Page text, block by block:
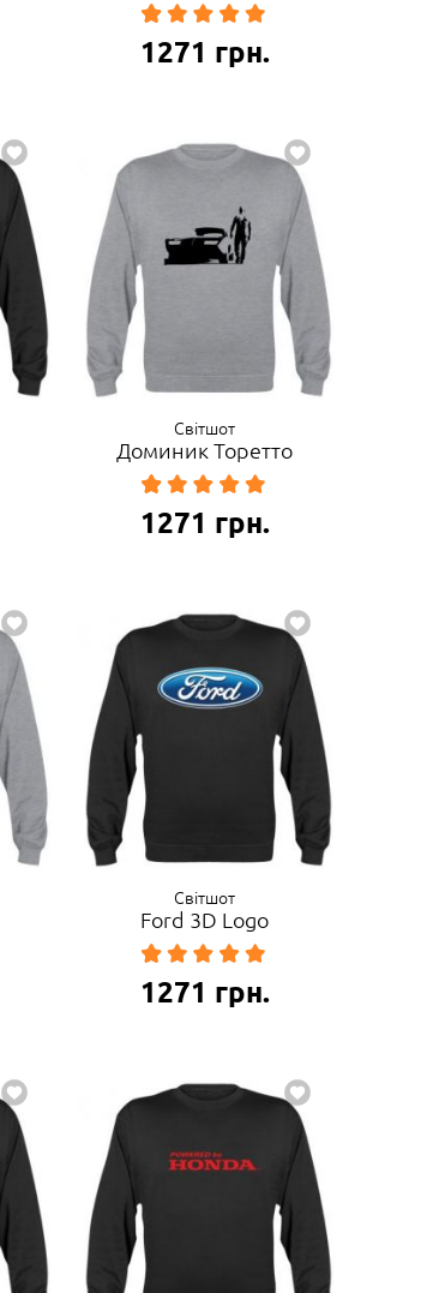
1271 грн.
Світшот
Доминик Торетто
1271 грн.
Світшот
Ford 3D Logo
1271 грн.